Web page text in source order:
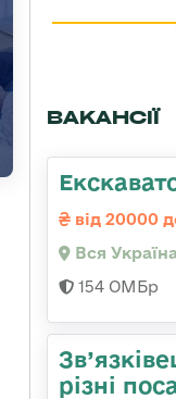
ВАКАНСІЇ
від 20000
Вся
154 ОМБр
різні